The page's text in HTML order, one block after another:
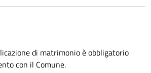
di matrimonio è obbligatorio
con il Comune.